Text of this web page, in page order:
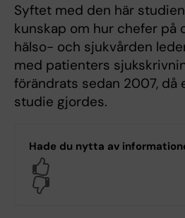
Syftet med den här
kunskap om hur chefer på
hälso- och sjukvården
med patienters
förändrats sedan 2007, då
studie gjordes.
Hade du nytta av